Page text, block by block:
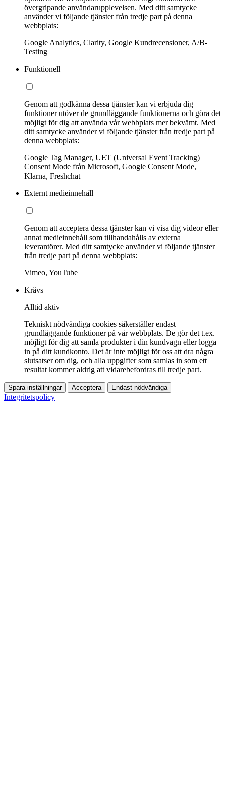
övergripande användarupplevelsen. Med ditt samtycke
använder vi följande tjänster från tredje part på denna
webbplats:
Google Analytics, Clarity, Google Kundrecensioner, A/B-
Testing
Funktionell
Genom att godkänna dessa tjänster kan vi erbjuda dig
funktioner utöver de grundläggande funktionerna och göra det
möjligt för dig att använda vår webbplats mer bekvämt. Med
ditt samtycke använder vi följande tjänster från tredje part på
denna webbplats:
Google Tag Manager, UET (Universal Event Tracking)
Consent Mode från Microsoft, Google Consent Mode,
Klarna, Freshchat
Externt medieinnehåll
Genom att acceptera dessa tjänster kan vi visa dig videor eller
annat medieinnehåll som tillhandahålls av externa
leverantörer. Med ditt samtycke använder vi följande tjänster
från tredje part på denna webbplats:
Vimeo, YouTube
Krävs
Alltid aktiv
Tekniskt nödvändiga cookies säkerställer endast
grundläggande funktioner på vår webbplats. De gör det t.ex.
möjligt för dig att samla produkter i din kundvagn eller logga
in på ditt kundkonto. Det är inte möjligt för oss att dra några
slutsatser om dig, och alla uppgifter som samlas in som ett
resultat kommer aldrig att vidarebefordras till tredje part.
Spara inställningar Acceptera Endast nödvändiga
Integritetspolicy